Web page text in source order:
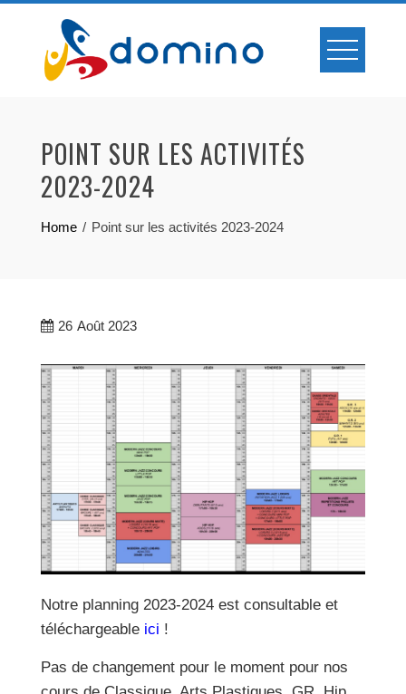
content
POINT SUR LES ACTIVITÉS
2023-2024
Home Point sur les activités 2023-2024
26 Août 2023
Notre planning 2023-2024 est consultable et
téléchargeable ici !
Pas de changement pour le moment pour nos